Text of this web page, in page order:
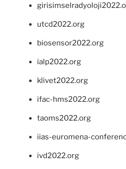
utcd2022.org
biosensor2022.org
ialp2022.org
klivet2022.org
ifac-hms2022.org
taoms2022.org
iias-euromena-
ivd2022.org